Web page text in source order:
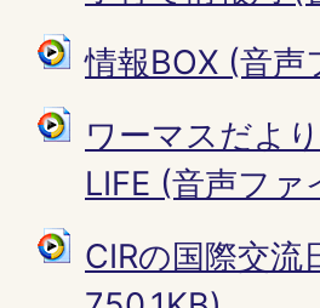
情報BOX (音声
ワーマスだよ
LIFE (音声フ
CIRの国際交